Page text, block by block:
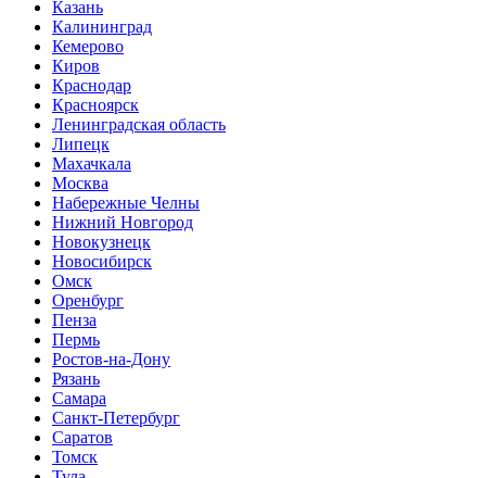
Казань
Калининград
Кемерово
Киров
Краснодар
Красноярск
Ленинградская область
Липецк
Махачкала
Москва
Набережные Челны
Нижний Новгород
Новокузнецк
Новосибирск
Омск
Оренбург
Пенза
Пермь
Ростов-на-Дону
Рязань
Самара
Санкт-Петербург
Саратов
Томск